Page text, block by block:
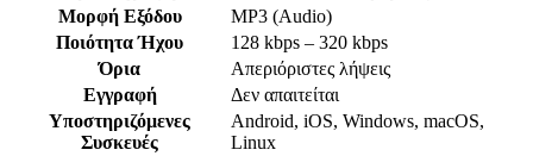
Μορφή Εξόδου
MP3 (Audio)
Ποιότητα Ήχου
128 kbps – 320 kbps
Όρια
Απεριόριστες λήψεις
Εγγραφή
Δεν απαιτείται
Υποστηριζόμενες
Συσκευές
Android, iOS, Windows, macOS,
Linux